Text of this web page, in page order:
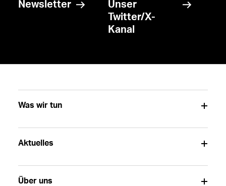
Newsletter
Unser
Twitter/X-
Kanal
Was wir tun
Aktuelles
Über uns